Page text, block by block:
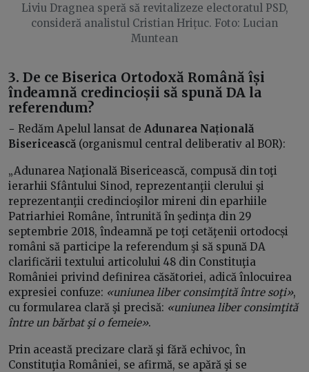
Liviu Dragnea speră să revitalizeze electoratul PSD,
consideră analistul Cristian Hrițuc. Foto: Lucian
Muntean
3. De ce Biserica Ortodoxă Română își
îndeamnă credincioșii să spună DA la
referendum?
− Redăm Apelul lansat de Adunarea Națională
Bisericească (organismul central deliberativ al BOR):
„Adunarea Naţională Bisericească, compusă din toţi
ierarhii Sfântului Sinod, reprezentanţii clerului şi
reprezentanţii credincioşilor mireni din eparhiile
Patriarhiei Române, întrunită în şedinţa din 29
septembrie 2018, îndeamnă pe toţi cetăţenii ortodocși
români să participe la referendum şi să spună DA
clarificării textului articolului 48 din Constituţia
României privind definirea căsătoriei, adică înlocuirea
expresiei confuze: «uniunea liber consimţită între soţi»,
cu formularea clară şi precisă: «uniunea liber consimţită
între un bărbat şi o femeie».
Prin această precizare clară şi fără echivoc, în
Constituţia României, se afirmă, se apără şi se